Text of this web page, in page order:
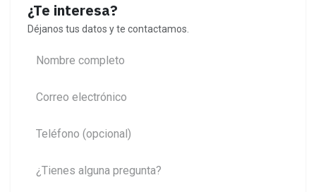
¿Te interesa?
Déjanos tus datos y te contactamos.